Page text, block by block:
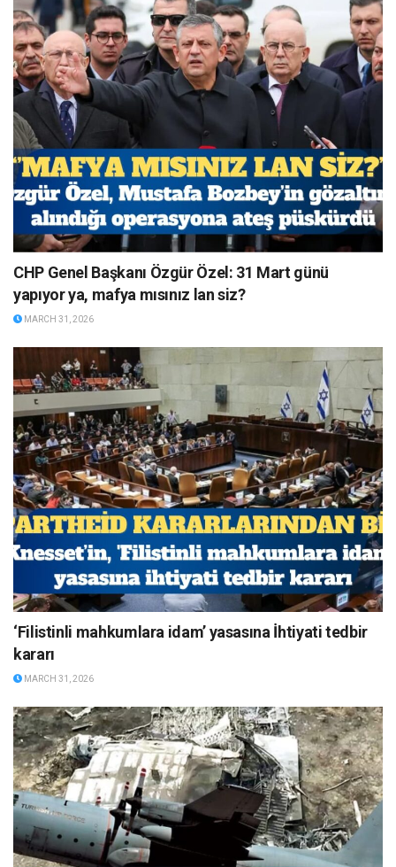
CHP Genel Başkanı Özgür Özel: 31 Mart günü
yapıyor ya, mafya mısınız lan siz?
MARCH 31, 2026
‘Filistinli mahkumlara idam’ yasasına İhtiyati tedbir
kararı
MARCH 31, 2026